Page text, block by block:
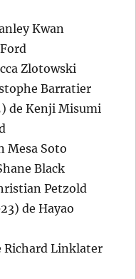
Kwan
Zlotowski
Barratier
de Kenji Misumi
Mesa Soto
Black
Petzold
de Hayao
Richard Linklater